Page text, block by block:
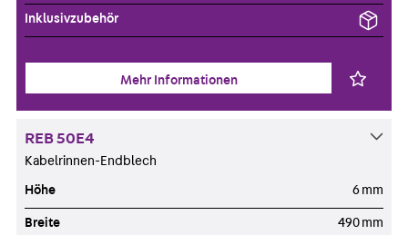
Inklusivzubehör
Mehr Informationen
REB 50E4
Kabelrinnen-Endblech
Höhe 6 mm
Breite 490 mm